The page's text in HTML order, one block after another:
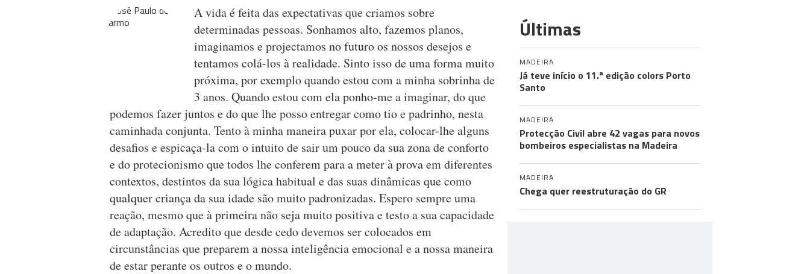
A vida é feita das expectativas que criamos sobre
determinadas pessoas. Sonhamos alto, fazemos planos,
imaginamos e projectamos no futuro os nossos desejos e
tentamos colá-los à realidade. Sinto isso de uma forma muito
próxima, por exemplo quando estou com a minha sobrinha de
3 anos. Quando estou com ela ponho-me a imaginar, do que
podemos fazer juntos e do que lhe posso entregar como tio e padrinho, nesta
caminhada conjunta. Tento à minha maneira puxar por ela, colocar-lhe alguns
desafios e espicaça-la com o intuito de sair um pouco da sua zona de conforto
e do protecionismo que todos lhe conferem para a meter à prova em diferentes
contextos, destintos da sua lógica habitual e das suas dinâmicas que como
qualquer criança da sua idade são muito padronizadas. Espero sempre uma
reação, mesmo que à primeira não seja muito positiva e testo a sua capacidade
de adaptação. Acredito que desde cedo devemos ser colocados em
circunstâncias que preparem a nossa inteligência emocional e a nossa maneira
de estar perante os outros e o mundo.
Últimas
MADEIRA
Já teve início o 11.ª edição colors Porto
Santo
MADEIRA
Protecção Civil abre 42 vagas para novos
bombeiros especialistas na Madeira
MADEIRA
Chega quer reestruturação do GR